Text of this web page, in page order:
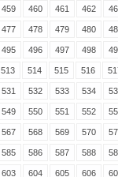
459 460 461 462
477 478 479 480
495 496 497 498
513 514 515 516
531 532 533 534
549 550 551 552
567 568 569 570
585 586 587 588
603 604 605 606